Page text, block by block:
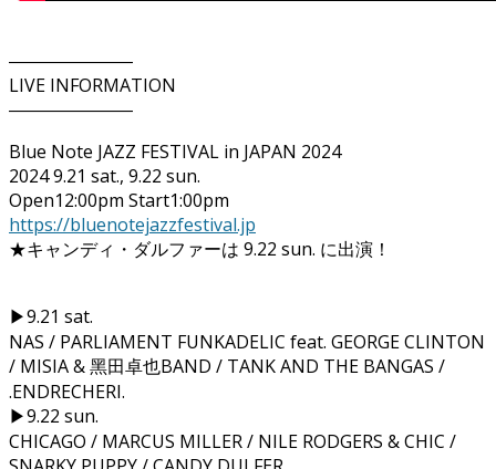
―――――――
LIVE INFORMATION
―――――――
Blue Note JAZZ FESTIVAL in JAPAN 2024
2024 9.21 sat., 9.22 sun.
Open12:00pm Start1:00pm
https://bluenotejazzfestival.jp
★キャンディ・ダルファーは 9.22 sun. に出演！
▶︎9.21 sat.
NAS / PARLIAMENT FUNKADELIC feat. GEORGE CLINTON
/ MISIA & ⿊⽥卓也BAND / TANK AND THE BANGAS /
.ENDRECHERI.
▶︎9.22 sun.
CHICAGO / MARCUS MILLER / NILE RODGERS & CHIC /